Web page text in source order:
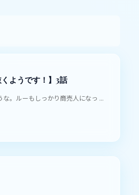
ようです！】3話
。ルーもしっかり商売人になっ ...